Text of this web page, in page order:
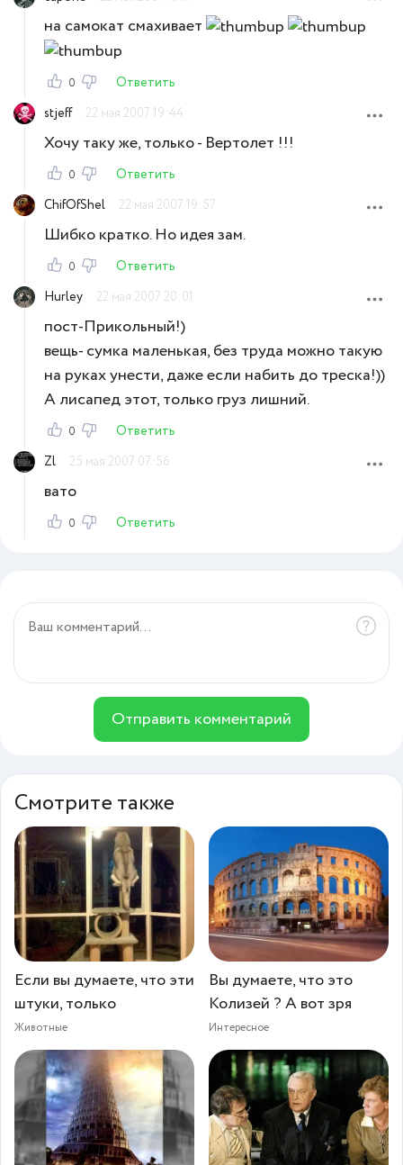
на самокат смахивает
0
Ответить
stjeff
22 мая 2007 19:44
Хочу таку же, только - Вертолет !!!
0
Ответить
ChifOfShel
22 мая 2007 19:57
Шибко кратко. Но идея зам.
0
Ответить
Hurley
22 мая 2007 20:01
пост-Прикольный!)
вещь- сумка маленькая, без труда можно такую
на руках унести, даже если набить до треска!))
А лисапед этот, только груз лишний.
0
Ответить
Zl
25 мая 2007 07:56
вато
0 Ответить
Отправить комментарий
Смотрите также
Если вы думаете, что эти
штуки, только
Животные
Вы думаете, что это
Колизей ? А вот зря
Интересное